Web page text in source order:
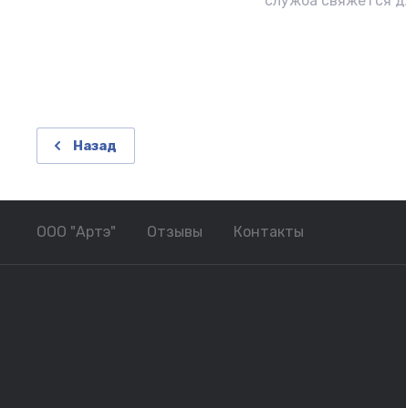
Назад
ООО "Артэ" Отзывы Контакты